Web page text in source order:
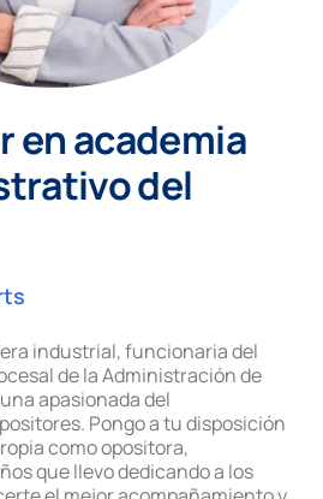
en academia
del
industrial, funcionaria del
de la Administración de
apasionada del
Pongo a tu disposición
como opositora,
que llevo dedicando a los